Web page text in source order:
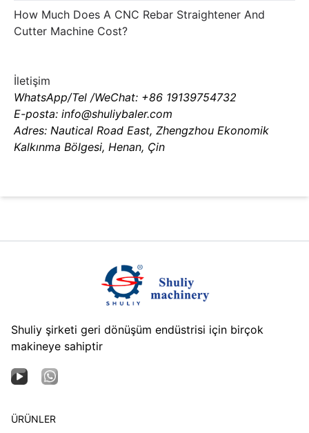
How Much Does A CNC Rebar Straightener And
Cutter Machine Cost?
İletişim
WhatsApp/Tel /WeChat: +86 19139754732
E-posta: info@shuliybaler.com
Adres: Nautical Road East, Zhengzhou Ekonomik
Kalkınma Bölgesi, Henan, Çin
Shuliy şirketi geri dönüşüm endüstrisi için birçok
makineye sahiptir
ÜRÜNLER